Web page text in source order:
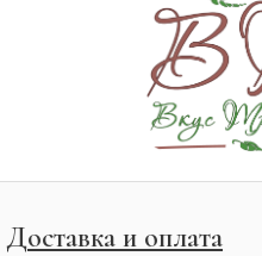
Доставка и оплата